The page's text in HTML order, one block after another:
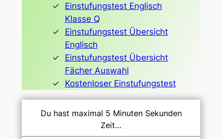
Einstufungstest Englisch
Klasse Q
Einstufungstest Übersicht
Englisch
Einstufungstest Übersicht
Fächer Auswahl
Kostenloser Einstufungstest
Du hast maximal 5 Minuten Sekunden
Zeit…